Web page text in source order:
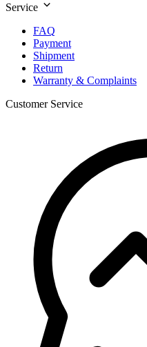
Service
FAQ
Payment
Shipment
Return
Warranty & Complaints
Customer Service